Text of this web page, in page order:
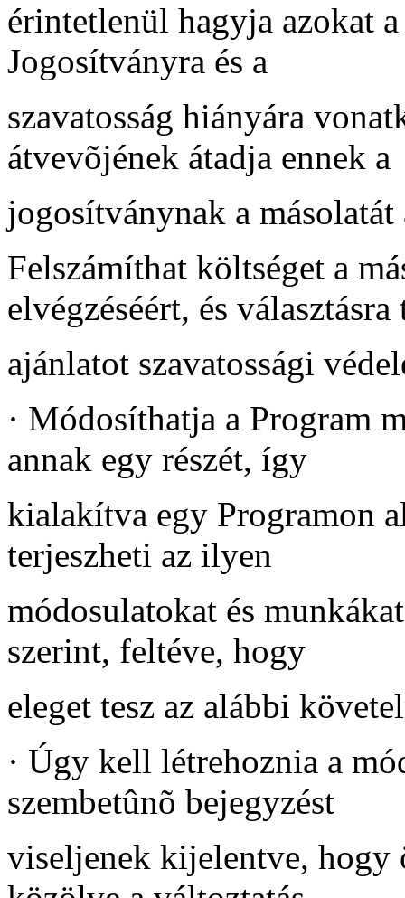
érintetlenül hagyja azokat
Jogosítványra és a
szavatosság hiányára
átvevõjének átadja ennek a
jogosítványnak a
Felszámíthat költséget a
elvégzéséért, és választásra
ajánlatot szavatossági
· Módosíthatja a Program
annak egy részét, így
kialakítva egy Programon
terjeszheti az ilyen
módosulatokat és
szerint, feltéve, hogy
eleget tesz az alábbi
· Úgy kell létrehoznia a
szembetûnõ bejegyzést
viseljenek kijelentve, hogy